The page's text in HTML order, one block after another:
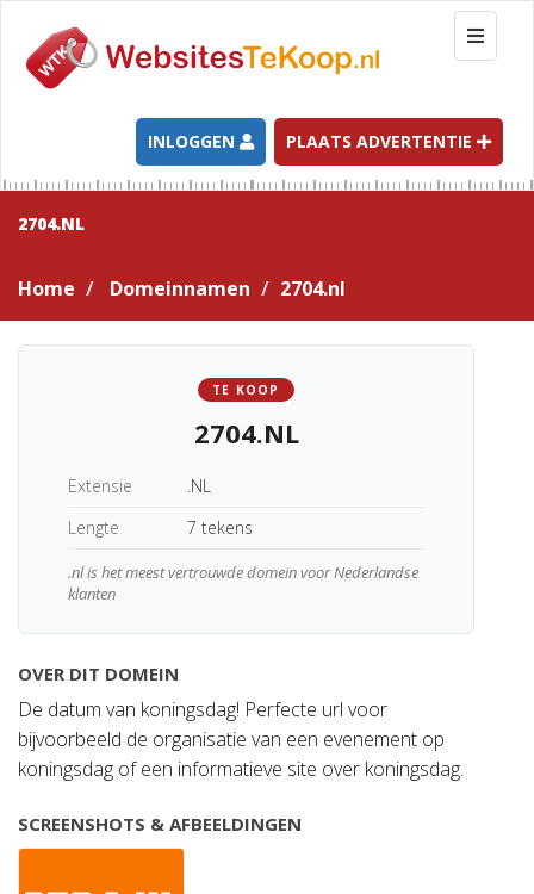
T
o
g
l
e
n
a
t
INLOGGEN PLAATS ADVERTENTIE
2704.NL
Home Domeinnamen 2704.nl
TE KOOP
2704.NL
Extensie
.NL
Lengte
7 tekens
.nl is het meest vertrouwde domein voor Nederlandse
klanten
OVER DIT DOMEIN
De datum van koningsdag! Perfecte url voor
bijvoorbeeld de organisatie van een evenement op
koningsdag of een informatieve site over koningsdag.
SCREENSHOTS & AFBEELDINGEN